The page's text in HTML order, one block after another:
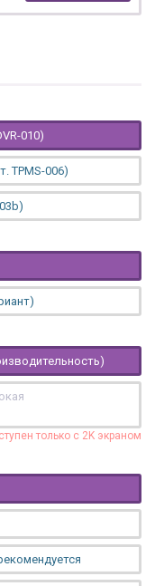
010)
TPMS-006)
только с 2K экраном